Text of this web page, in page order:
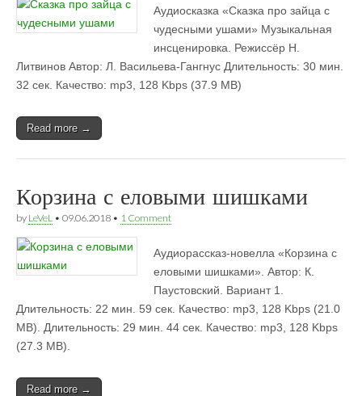
Аудиосказка «Сказка про зайца с
чудесными ушами» Музыкальная
инсценировка. Режиссёр Н.
Литвинов Автор: Л. Васильева-Гангнус Длительность: 30 мин.
32 сек. Качество: mp3, 128 Kbps (37.9 MB)
Read more →
Корзина с еловыми шишками
by LeVeL • 09.06.2018 • 1 Comment
Аудиорассказ-новелла «Корзина с
еловыми шишками». Автор: К.
Паустовский. Вариант 1.
Длительность: 22 мин. 59 сек. Качество: mp3, 128 Kbps (21.0
MB). Длительность: 29 мин. 44 сек. Качество: mp3, 128 Kbps
(27.3 MB).
Read more →